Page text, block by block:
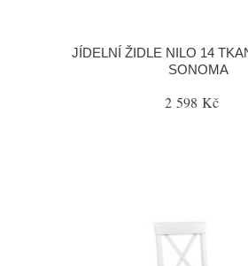
JÍDELNÍ ŽIDLE NILO 14
SONOMA
2 598 Kč